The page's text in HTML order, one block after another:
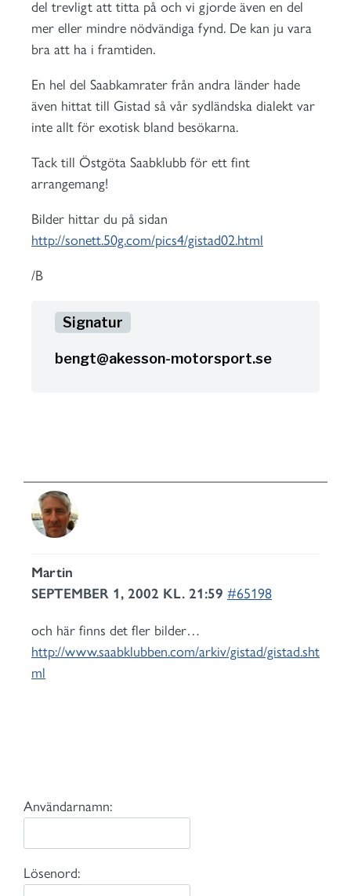
del trevligt att titta på och vi gjorde även en del
mer eller mindre nödvändiga fynd. De kan ju vara
bra att ha i framtiden.
En hel del Saabkamrater från andra länder hade
även hittat till Gistad så vår sydländska dialekt var
inte allt för exotisk bland besökarna.
Tack till Östgöta Saabklubb för ett fint
arrangemang!
Bilder hittar du på sidan
http://sonett.50g.com/pics4/gistad02.html
/B
bengt@akesson-motorsport.se
Martin
SEPTEMBER 1, 2002 KL. 21:59 #65198
och här finns det fler bilder…
http://www.saabklubben.com/arkiv/gistad/gistad.sht
ml
Användarnamn:
Lösenord: